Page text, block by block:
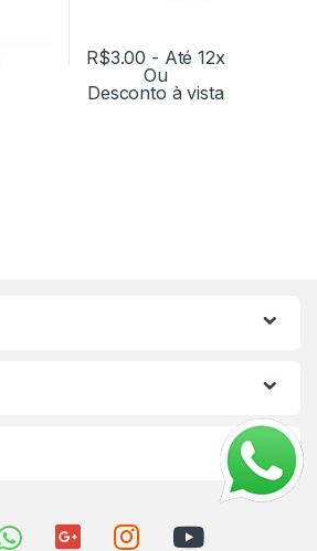
R$3.00 - Até 12x
Ou
Desconto à vista